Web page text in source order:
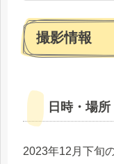
撮影情報
日時・場所
2023年12月下旬